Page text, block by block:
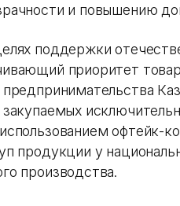
и повышению
поддержки
приоритет
офтейк-
продукции у
производства.